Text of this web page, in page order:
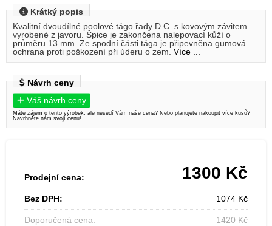
Krátký popis
Kvalitní dvoudílné poolové tágo řady D.C. s kovovým závitem
vyrobené z javoru. Špice je zakončena nalepovací kůží o
průměru 13 mm. Ze spodní části tága je připevněna gumová
ochrana proti poškození při úderu o zem. Více ...
Návrh ceny
Váš návrh ceny
Máte zájem o tento výrobek, ale nesedí Vám naše cena? Nebo planujete nakoupit více kusů?
Navrhněte nám svojí cenu!
Prodejní cena: 1300 Kč
Bez DPH: 1074 Kč
Doporučená cena: 1420Kč